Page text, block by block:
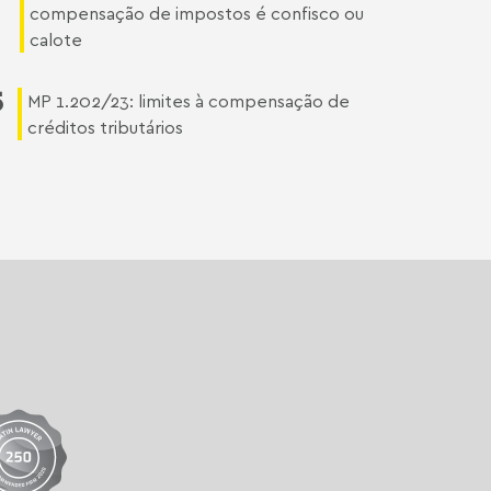
compensação de impostos é confisco ou
calote
MP 1.202/23: limites à compensação de
créditos tributários